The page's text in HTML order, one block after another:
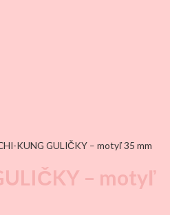
KUNG GULIČKY – motyľ 35 mm
– motyľ